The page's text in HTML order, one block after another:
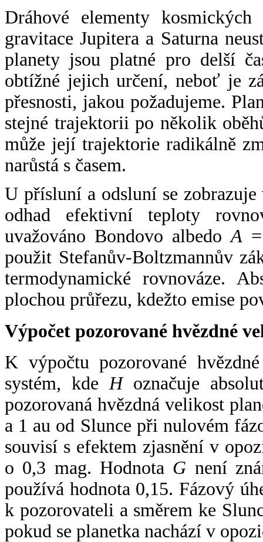
Dráhové elementy
gravitace Jupitera a Saturna
planety jsou platné pro delší
obtížné jejich určení, neboť je
přesnosti, jakou požadujeme.
stejné trajektorii po několik
může její trajektorie radikálně
narůstá s časem.
U přísluní a odsluní se
odhad efektivní teploty
uvažováno Bondovo albedoA
použit Stefanův-Boltzmannův
termodynamické rovnováze.
plochou průřezu, kdežto emise
Výpočet pozorované hvězdné
K výpočtu pozorované
systém, kde Hoznačuje
pozorovaná hvězdná velikost
a 1 au od Slunce při nulovém
souvisí s efektem zjasnění v
o 0,3 mag. Hodnota G není
používá hodnota 0,15. Fázový
k pozorovateli a směrem ke
pokud se planetka nachází v